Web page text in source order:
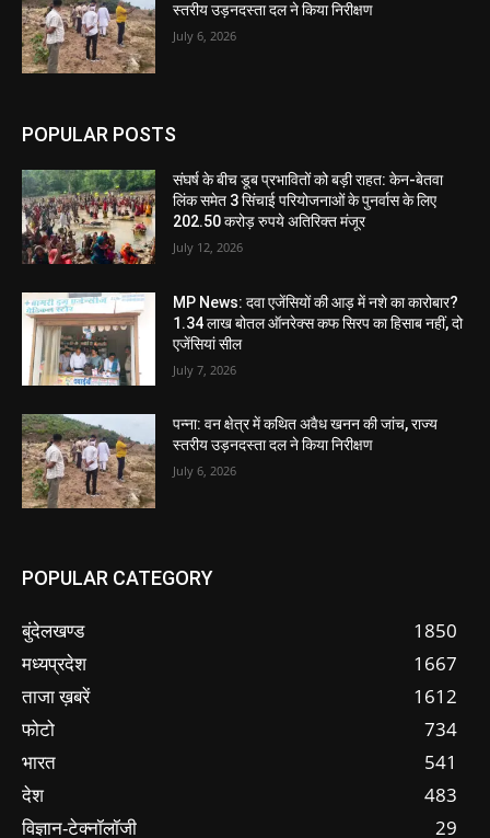
स्तरीय उड़नदस्ता दल ने किया निरीक्षण
July 6, 2026
POPULAR POSTS
संघर्ष के बीच डूब प्रभावितों को बड़ी राहत: केन-बेतवा
लिंक समेत 3 सिंचाई परियोजनाओं के पुनर्वास के लिए
202.50 करोड़ रुपये अतिरिक्त मंजूर
July 12, 2026
MP News: दवा एजेंसियों की आड़ में नशे का कारोबार?
1.34 लाख बोतल ऑनरेक्स कफ सिरप का हिसाब नहीं, दो
एजेंसियां सील
July 7, 2026
पन्ना: वन क्षेत्र में कथित अवैध खनन की जांच, राज्य
स्तरीय उड़नदस्ता दल ने किया निरीक्षण
July 6, 2026
POPULAR CATEGORY
बुंदेलखण्ड
1850
मध्यप्रदेश
1667
ताजा ख़बरें
1612
फोटो
734
भारत
541
देश
483
विज्ञान-टेक्नॉलॉजी
29